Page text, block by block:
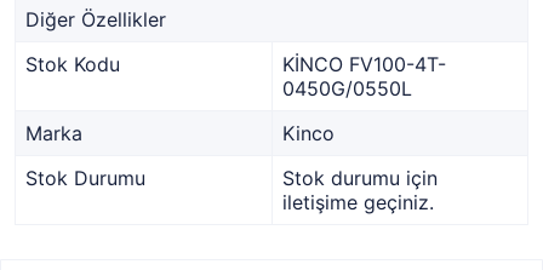
Diğer Özellikler
Stok Kodu
KİNCO FV100-4T-
0450G/0550L
Marka
Kinco
Stok Durumu
Stok durumu için
iletişime geçiniz.